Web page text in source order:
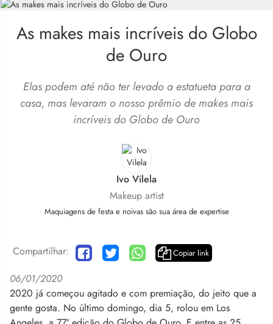
As makes mais incríveis do Globo
de Ouro
Elas podem até não ter levado a estatueta para a
casa, mas levaram o nosso prêmio de makes mais
incríveis do Globo de Ouro
Ivo Vilela
Makeup artist
Maquiagens de festa e noivas são sua área de expertise
Compartilhar: Copiar link
06/01/2020
2020 já começou agitado e com premiação, do jeito que a
gente gosta. No último domingo, dia 5, rolou em Los